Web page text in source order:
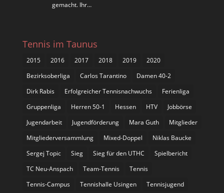
gemacht. Ihr…
Tennis im Taunus
2015 2016 2017 2018 2019
2020
Bezirksoberliga
Carlos Tarantino
Damen 40-2
Dirk Rabis
Erfolgreicher Tennisnachwuchs
Ferienliga
Gruppenliga
Herren 50-1 Hessen HTV
Jobbörse
Jugendarbeit
Jugendförderung Mara Guth
Mitglieder
Mitgliederversammlung
Mixed-Doppel
Niklas Baucke
Sergej Topic
Sieg Sieg für den UTHC
Spielbericht
TC Neu-Anspach
Team-Tennis
Tennis
Tennis-Campus
Tennishalle Usingen Tennisjugend